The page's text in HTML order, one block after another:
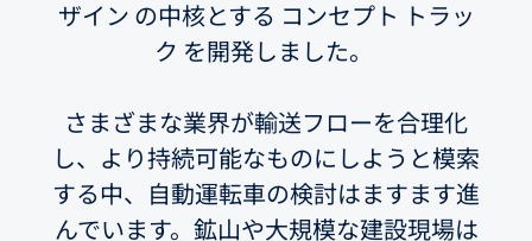
ザイン の中核とする コンセプト トラッ
ク を開発しました。
さまざまな業界が輸送フローを合理化
し、より持続可能なものにしようと模索
する中、自動運転車の検討はますます進
んでいます。鉱山や大規模な建設現場は